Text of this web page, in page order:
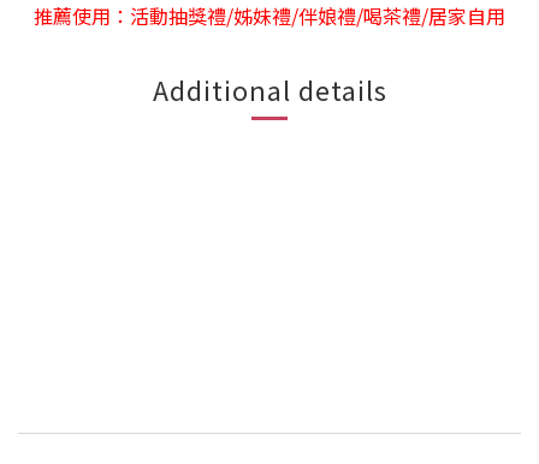
推薦使用：活動抽獎禮/姊妹禮/伴娘禮/喝茶禮/居家自用
Additional details